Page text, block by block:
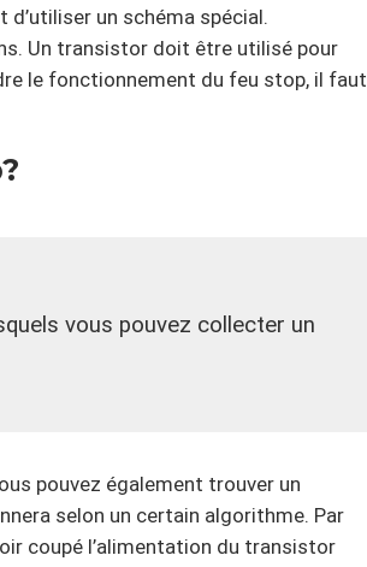
d’utiliser un schéma spécial.
Un transistor doit être utilisé pour
le fonctionnement du feu stop, il faut
vous pouvez collecter un
pouvez également trouver un
selon un certain algorithme. Par
coupé l’alimentation du transistor